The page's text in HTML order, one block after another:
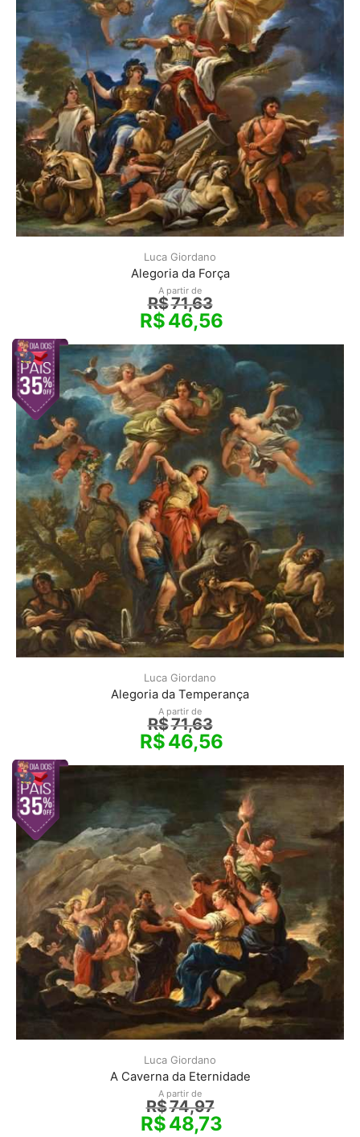
Luca Giordano
Alegoria da Força
A partir de
R$71,63
R$46,56
Luca Giordano
Alegoria da Temperança
A partir de
R$71,63
R$46,56
Luca Giordano
A Caverna da Eternidade
A partir de
R$74,97
R$48,73